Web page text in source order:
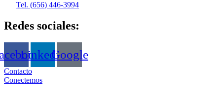
Tel. (656) 446-3994
Redes sociales:
LinkedinGoogle
Contacto
Conectemos